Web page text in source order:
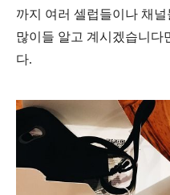
까지 여러 셀럽들이나 채
많이들 알고 계시겠습니다
다.